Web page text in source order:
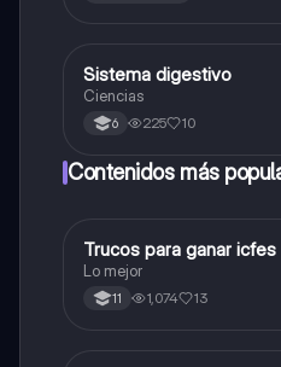
Biologia
Sistema digestivo
Ciencias
6 225 10
Contenidos más
Química
Trucos para ganar icfes
Lo mejor
11 1,074 13